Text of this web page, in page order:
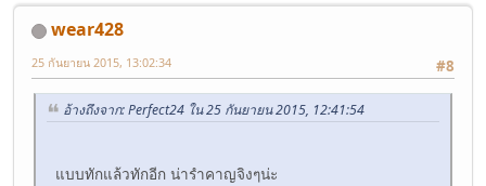
wear428
#8
25 กันยายน 2015, 13:02:34
อ้างถึงจาก: Perfect24 ใน 25 กันยายน 2015, 12:41:54
แบบทักแล้วทักอีก น่ารำคาญจิงๆน่ะ